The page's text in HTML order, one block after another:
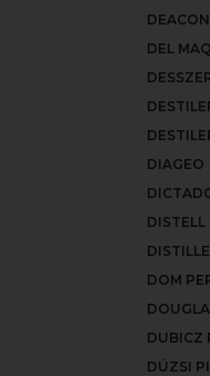
DEL
DIAGEO
DISTELL
DOM
DUBICZ
DÚZSI